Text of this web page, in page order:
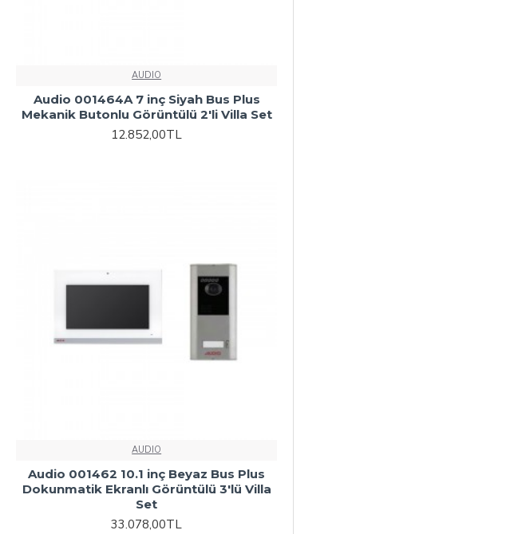
AUDIO
Audio 001464A 7 inç Siyah Bus Plus
Mekanik Butonlu Görüntülü 2'li Villa Set
12.852,00TL
AUDIO
Audio 001462 10.1 inç Beyaz Bus Plus
Dokunmatik Ekranlı Görüntülü 3'lü Villa
Set
33.078,00TL